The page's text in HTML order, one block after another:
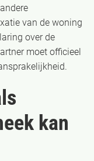
van de woning
over de
moet officieel
kan